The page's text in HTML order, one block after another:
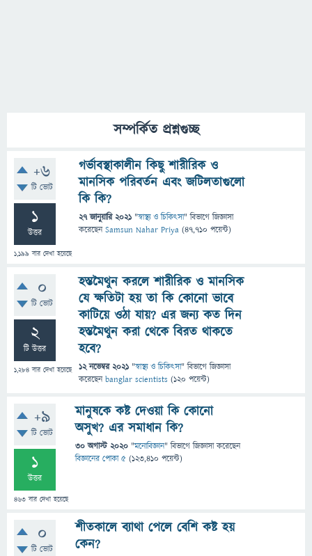
সম্পর্কিত প্রশ্নগুচ্ছ
+6
টি ভোট
1
উত্তর
1,199 বার দেখা হয়েছে
গর্ভাবস্থাকালীন কিছু শারীরিক ও
মানসিক পরিবর্তন এবং জটিলতাগুলো
কি কি?
27 জানুয়ারি 2021 "স্বাস্থ্য ও চিকিৎসা" বিভাগে জিজ্ঞাসা
করেছেনSamsun Nahar Priya (47,710 পয়েন্ট)
0
টি ভোট
2
টি উত্তর
1,284 বার দেখা হয়েছে
হস্তমৈথুন করলে শারীরিক ও মানসিক
যে ক্ষতিটা হয় তা কি কোনো ভাবে
কাটিয়ে ওঠা যায়? এর জন্য কত দিন
হস্তমৈথুন করা থেকে বিরত থাকতে
হবে?
12 নভেম্বর 2021 "স্বাস্থ্য ও চিকিৎসা" বিভাগে জিজ্ঞাসা
করেছেনbanglar scientists (120 পয়েন্ট)
+9
টি ভোট
1
উত্তর
463 বার দেখা হয়েছে
মানুষকে কষ্ট দেওয়া কি কোনো
অসুখ? এর‌ সমাধান কি?
30 অগাস্ট 2020 "মনোবিজ্ঞান" বিভাগে জিজ্ঞাসাকরেছেন
বিজ্ঞানের পোকা ৫ (123,410 পয়েন্ট)
0
টি ভোট
শীতকালে ব্যাথা পেলে বেশি কষ্ট হয়
কেন?